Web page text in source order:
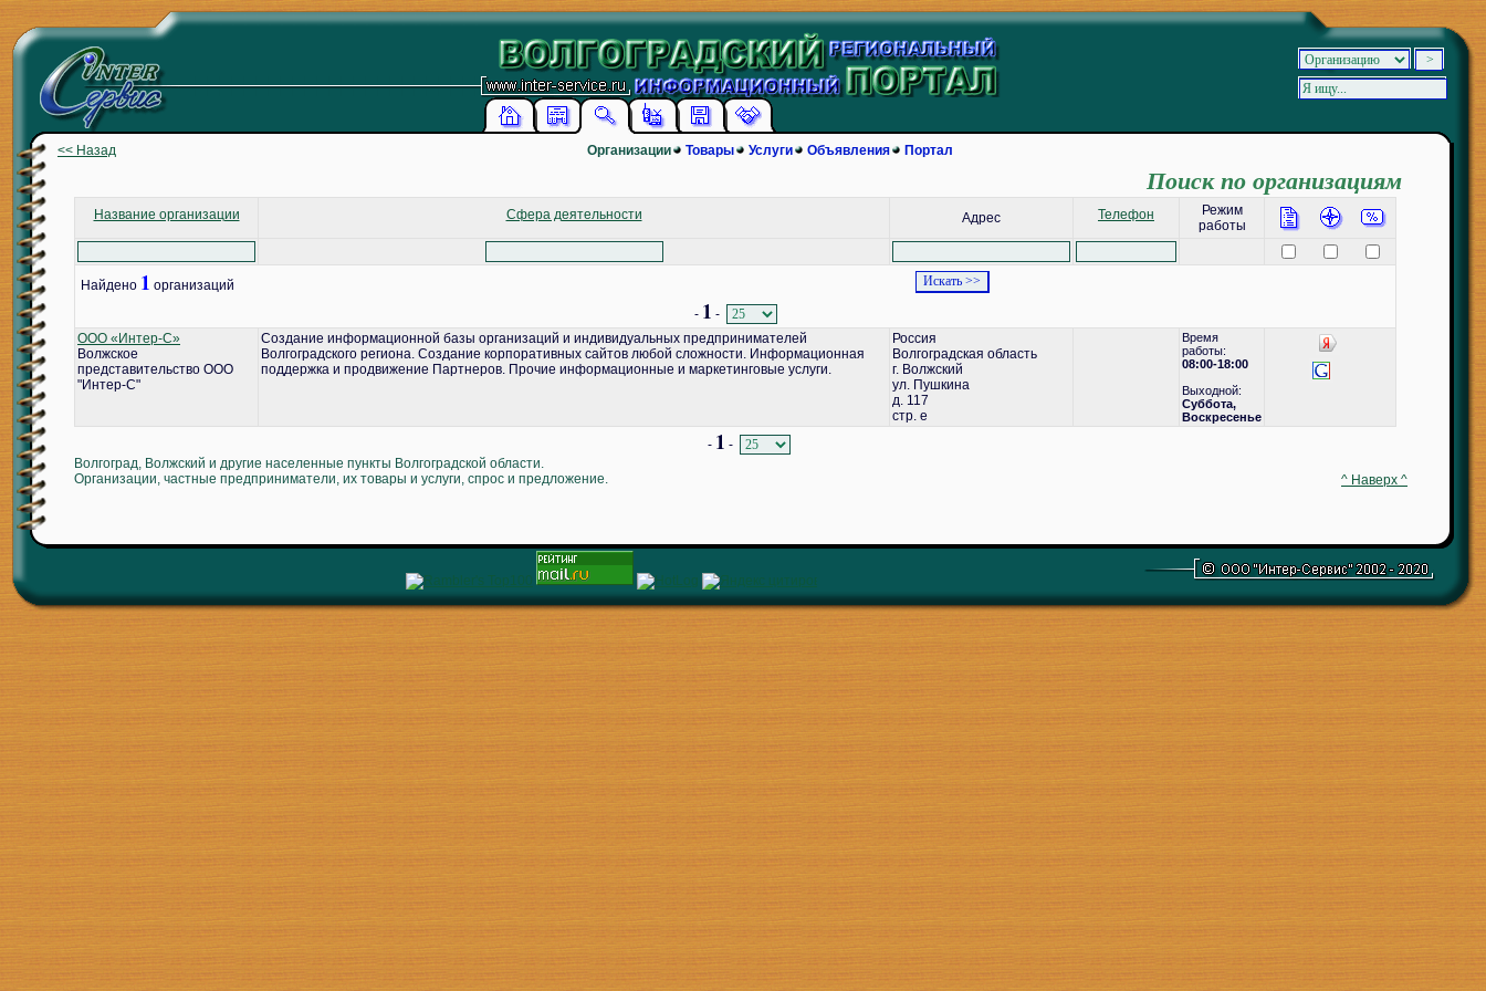
<< Назад Организации Товары Услуги Объявления Портал
Поиск по организациям
Название организации Сфера деятельности Адрес Телефон
Режим
работы
Найдено 1 организаций
- 1 -
ООО «Интер-С»
Волжское
представительство ООО
"Интер-С"
Создание информационной базы организаций и индивидуальных предпринимателей
Волгоградского региона. Создание корпоративных сайтов любой сложности. Информационная
поддержка и продвижение Партнеров. Прочие информационные и маркетинговые услуги.
Россия
Волгоградская область
г. Волжский
ул. Пушкина
д. 117
стр. е
Время
работы:
08:00-18:00
Выходной:
Суббота,
Воскресенье
- 1 -
Волгоград, Волжский и другие населенные пункты Волгоградской области.
Организации, частные предприниматели, их товары и услуги, спрос и предложение.
^ Наверх ^